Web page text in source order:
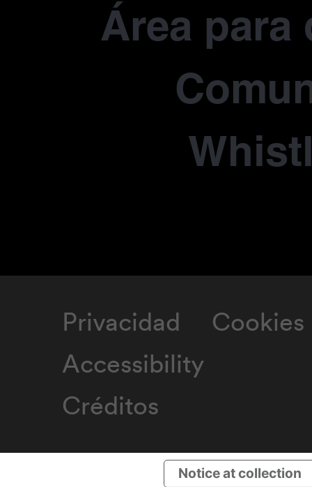
Área
Privacidad
Cookies
Accessibility
Créditos
Notice at collection